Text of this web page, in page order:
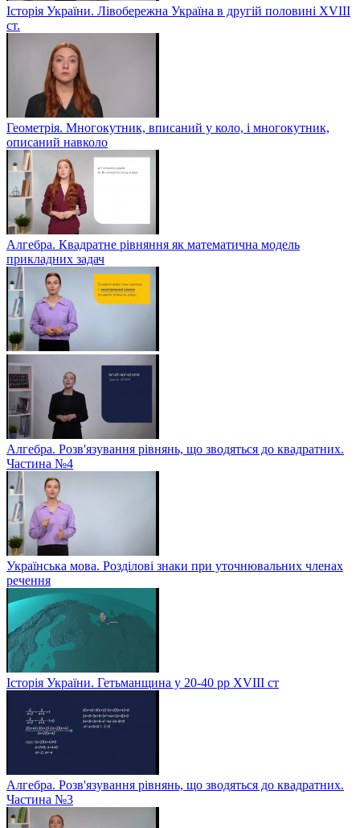
Історія України. Лівобережна Україна в другій половині ХVIIІ
ст.
Геометрія. Многокутник, вписаний у коло, і многокутник,
описаний навколо
Алгебра. Квадратне рівняння як математична модель
прикладних задач
Алгебра. Розв'язування рівнянь, що зводяться до квадратних.
Частина №4
Українська мова. Розділові знаки при уточнювальних членах
речення
Історія України. Гетьманщина у 20-40 рр ХVIIІ ст
Алгебра. Розв'язування рівнянь, що зводяться до квадратних.
Частина №3